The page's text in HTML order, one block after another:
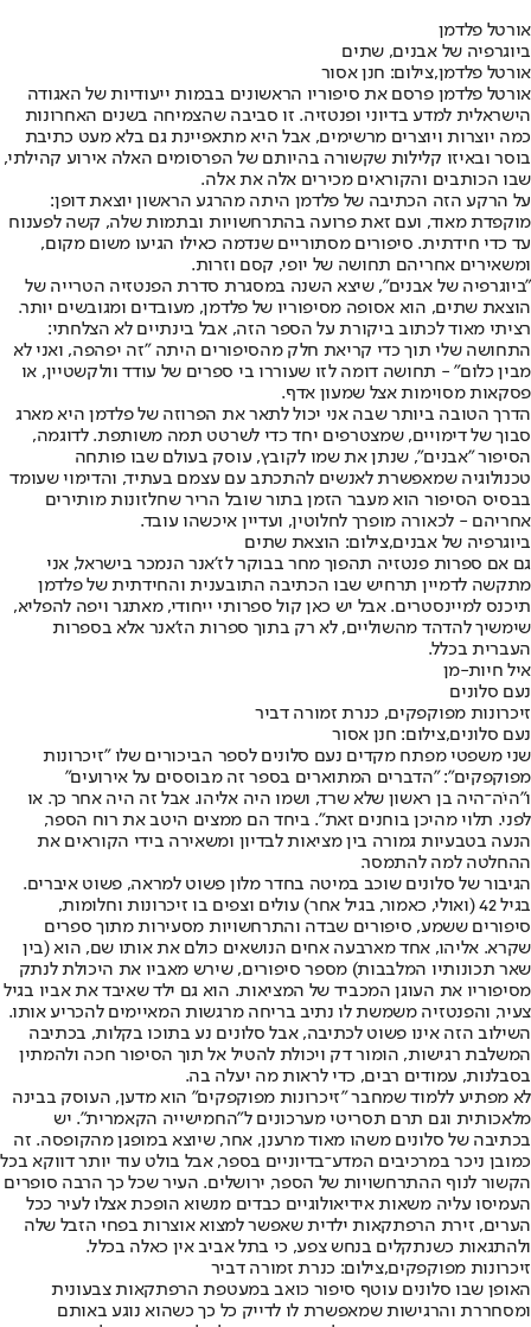
אורטל פלדמן
ביוגרפיה של אבנים, שתים
אורטל פלדמן,צילום: חנן אסור
אורטל פלדמן פרסם את סיפוריו הראשונים בבמות ייעודיות של האגודה
הישראלית למדע בדיוני ופנטזיה. זו סביבה שהצמיחה בשנים האחרונות
כמה יוצרות ויוצרים מרשימים, אבל היא מתאפיינת גם בלא מעט כתיבת
בוסר ובאיזו קלילות שקשורה בהיותם של הפרסומים האלה אירוע קהילתי,
שבו הכותבים והקוראים מכירים אלה את אלה.
על הרקע הזה הכתיבה של פלדמן היתה מהרגע הראשון יוצאת דופן:
מוקפדת מאוד, ועם זאת פרועה בהתרחשויות ובתמות שלה, קשה לפענוח
עד כדי חידתית. סיפורים מסתוריים שנדמה כאילו הגיעו משום מקום,
ומשאירים אחריהם תחושה של יופי, קסם וזרות.
"ביוגרפיה של אבנים", שיצא השנה במסגרת סדרת הפנטזיה הטרייה של
הוצאת שתים, הוא אסופה מסיפוריו של פלדמן, מעובדים ומגובשים יותר.
רציתי מאוד לכתוב ביקורת על הספר הזה, אבל בינתיים לא הצלחתי:
התחושה שלי תוך כדי קריאת חלק מהסיפורים היתה "זה יפהפה, ואני לא
מבין כלום" - תחושה דומה לזו שעוררו בי ספרים של עודד וולקשטיין, או
פסקאות מסוימות אצל שמעון אדף.
הדרך הטובה ביותר שבה אני יכול לתאר את הפרוזה של פלדמן היא מארג
סבוך של דימויים, שמצטרפים יחד כדי לשרטט תמה משותפת. לדוגמה,
הסיפור "אבנים", שנתן את שמו לקובץ, עוסק בעולם שבו פותחה
טכנולוגיה שמאפשרת לאנשים להתכתב עם עצמם בעתיד, והדימוי שעומד
בבסיס הסיפור הוא מעבר הזמן בתור שובל הריר שחלזונות מותירים
אחריהם - לכאורה מופרך לחלוטין, ועדיין איכשהו עובד.
ביוגרפיה של אבנים,צילום: הוצאת שתים
גם אם ספרות פנטזיה תהפוך מחר בבוקר לז'אנר הנמכר בישראל, אני
מתקשה לדמיין תרחיש שבו הכתיבה התובענית והחידתית של פלדמן
תיכנס למיינסטרים. אבל יש כאן קול ספרותי ייחודי, מאתגר ויפה להפליא,
שימשיך להדהד מהשוליים, לא רק בתוך ספרות הז'אנר אלא בספרות
העברית בכלל.
איל חיות-מן
נעם סלונים
זיכרונות מפוקפקים, כנרת זמורה דביר
נעם סלונים,צילום: חנן אסור
שני משפטי מפתח מקדים נעם סלונים לספר הביכורים שלו "זיכרונות
מפוקפקים": "הדברים המתוארים בספר זה מבוססים על אירועים"
ו"היֹה־היה בן ראשון שלא שרד, ושמו היה אליהו. אבל זה היה אחר כך. או
לפני. תלוי מהיכן בוחנים זאת". ביחד הם ממצים היטב את רוח הספר,
הנעה בטבעיות גמורה בין מציאות לבדיון ומשאירה בידי הקוראים את
ההחלטה למה להתמסר.
הגיבור של סלונים שוכב במיטה בחדר מלון פשוט למראה, פשוט איברים.
בגיל 42 (ואולי, כאמור, בגיל אחר) עולים וצפים בו זיכרונות וחלומות,
סיפורים ששמע, סיפורים שבדה והתרחשויות מסעירות מתוך ספרים
שקרא. אליהו, אחד מארבעה אחים הנושאים כולם את אותו שם, הוא (בין
שאר תכונותיו המלבבות) מספר סיפורים, שירש מאביו את היכולת לנתק
מסיפוריו את העוגן המכביד של המציאות. הוא גם ילד שאיבד את אביו בגיל
צעיר, והפנטזיה משמשת לו נתיב בריחה מרגשות המאיימים להכריע אותו.
השילוב הזה אינו פשוט לכתיבה, אבל סלונים נע בתוכו בקלות, בכתיבה
המשלבת רגישות, הומור דק ויכולת להטיל אל תוך הסיפור חכה ולהמתין
בסבלנות, עמודים רבים, כדי לראות מה יעלה בה.
לא מפתיע ללמוד שמחבר "זיכרונות מפוקפקים" הוא מדען, העוסק בבינה
מלאכותית וגם תרם תסריטי מערכונים ל"החמישייה הקאמרית". יש
בכתיבה של סלונים משהו מאוד מרענן, אחר, שיוצא במופגן מהקופסה. זה
כמובן ניכר במרכיבים המדע־בדיוניים בספר, אבל בולט עוד יותר דווקא בכל
הקשור לנוף ההתרחשויות של הספר, ירושלים. העיר שכל כך הרבה סופרים
העמיסו עליה משאות אידיאולוגיים כבדים מנשוא הופכת אצלו לעיר ככל
הערים, זירת הרפתקאות ילדית שאפשר למצוא אוצרות בפחי הזבל שלה
ולהתגאות כשנתקלים בנחש צפע, כי בתל אביב אין כאלה בכלל.
זיכרונות מפוקפקים,צילום: כנרת זמורה דביר
האופן שבו סלונים עוטף סיפור כואב במעטפת הרפתקאות צבעונית
ומסחררת והרגישות שמאפשרת לו לדייק כל כך כשהוא נוגע באותם